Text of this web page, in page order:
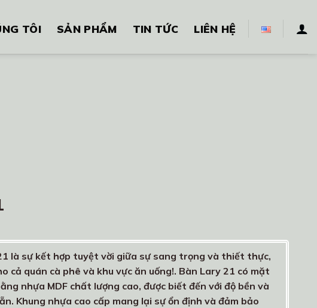
TÔI SẢN PHẨM TIN TỨC LIÊN HỆ
là sự kết hợp tuyệt vời giữa sự sang trọng và thiết thực,
cả quán cà phê và khu vực ăn uống!. Bàn Lary 21 có mặt
nhựa MDF chất lượng cao, được biết đến với độ bền và
Khung nhựa cao cấp mang lại sự ổn định và đảm bảo